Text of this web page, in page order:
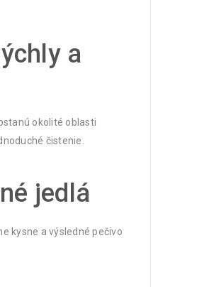
a
okolité oblasti
čistenie.
jedlá
kysne a výsledné pečivo